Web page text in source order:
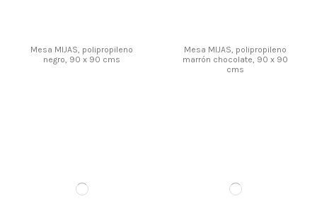
Mesa MIJAS, polipropileno
negro, 90 x 90 cms
Mesa MIJAS, polipropileno
marrón chocolate, 90 x 90
cms